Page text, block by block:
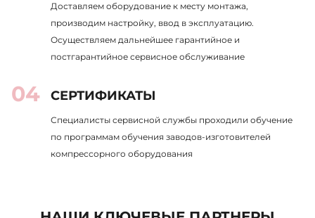
Доставляем оборудование к месту монтажа,
производим настройку, ввод в эксплуатацию.
Осуществляем дальнейшее гарантийное и
постгарантийное сервисное обслуживание
СЕРТИФИКАТЫ
Специалисты сервисной службы проходили обучение
по программам обучения заводов-изготовителей
компрессорного оборудования